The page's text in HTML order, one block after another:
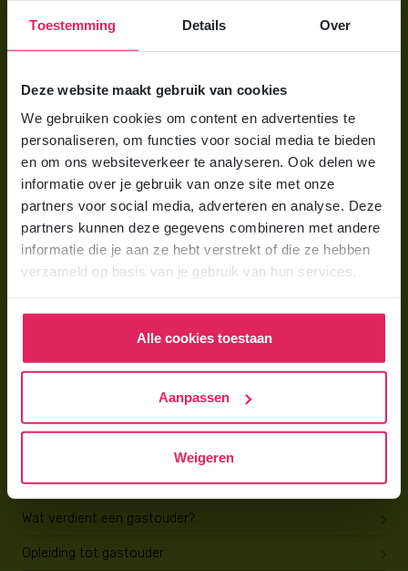
Toestemming Details Over
Deze website maakt gebruik van cookies
We gebruiken cookies om content en advertenties te
personaliseren, om functies voor social media te bieden
en om ons websiteverkeer te analyseren. Ook delen we
informatie over je gebruik van onze site met onze
partners voor social media, adverteren en analyse. Deze
partners kunnen deze gegevens combineren met andere
informatie die je aan ze hebt verstrekt of die ze hebben
verzameld op basis van je gebruik van hun services.
Alle cookies toestaan
Aanpassen
Weigeren
Aanmelden bij 4Kids
Berekening maken
Voor ouders
Wat is gastouderopvang?
Wat kost een gastouder?
Hoe vind ik een gastouder?
Gastouder worden bij 4Kids
Hoe vind ik gastkinderen?
Trainingen & cursussen
Gastouder worden
Wat verdient een gastouder?
Opleiding tot gastouder